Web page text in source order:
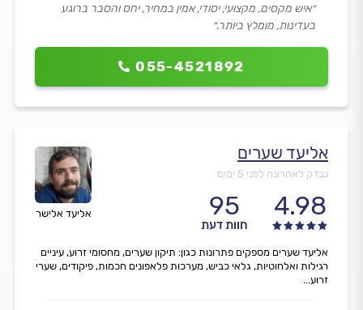
055-4521892
״איש מקסים, מקצועי, יסודי, אמין במחיר, יחס והסבר ברוגע
בעדינות, מומלץ ביותר.״
אליעד אלישר
אליעד שערים
נבדק לאחרונה לפני 5 ימים
4.98
95
חוות דעת
אליעד שערים מספקים פתרונות כגון: תיקון שערים, מחסומי זרוע, עיניים
רגילות ואלחוטיות, גלאי כביש, מערכות פלאפונים חכמות, פיקודים, שערי
זרוע...